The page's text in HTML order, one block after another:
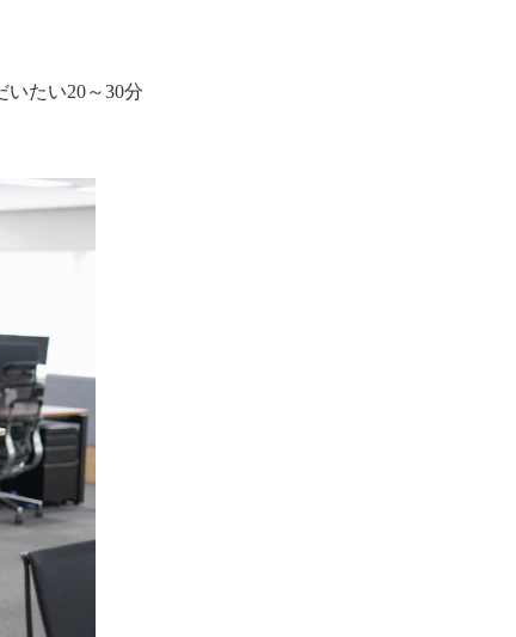
いたい20～30分